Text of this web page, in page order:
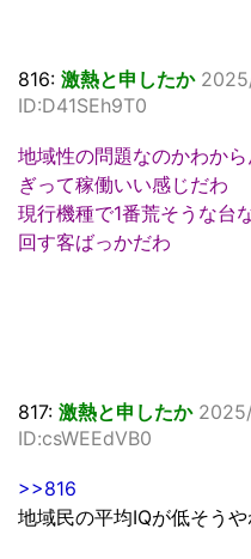
816: 激熱と申したか
ID:D41SEh9T0
地域性の問題なのかわか
ぎって稼働いい感じだわ
現行機種で1番荒そうな台
回す客ばっかだわ
817: 激熱と申したか
ID:csWEEdVB0
>>816
地域民の平均IQが低そうや